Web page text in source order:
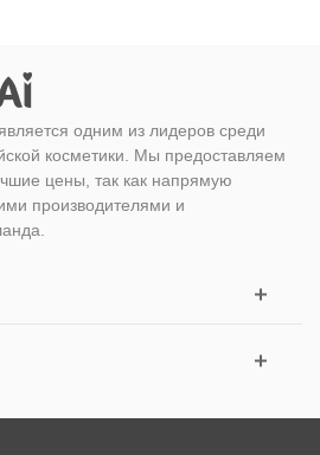
одним из лидеров среди
косметики. Мы предоставляем
цены, так как напрямую
производителями и